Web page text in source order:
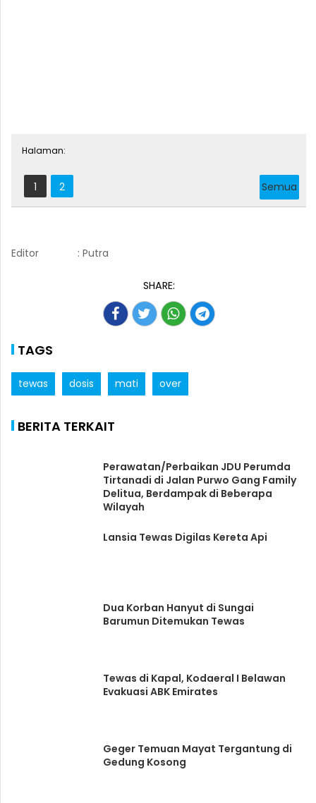
Halaman:
1 2 Semua
Editor : Putra
SHARE:
TAGS
tewas dosis mati over
BERITA TERKAIT
Perawatan/Perbaikan JDU Perumda
Tirtanadi di Jalan Purwo Gang Family
Delitua, Berdampak di Beberapa
Wilayah
Lansia Tewas Digilas Kereta Api
Dua Korban Hanyut di Sungai
Barumun Ditemukan Tewas
Tewas di Kapal, Kodaeral I Belawan
Evakuasi ABK Emirates
Geger Temuan Mayat Tergantung di
Gedung Kosong